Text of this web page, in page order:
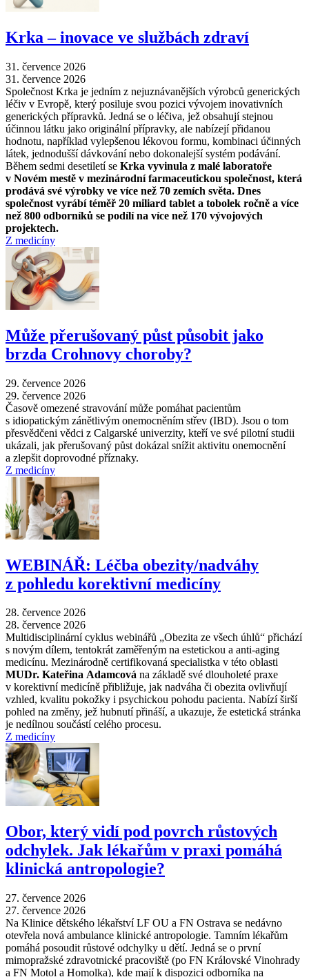
Krka –⁠ inovace ve službách zdraví
31. července 2026
31. července 2026
Společnost Krka je jedním z nejuznávanějších výrobců generických
léčiv v Evropě, který posiluje svou pozici vývojem inovativních
generických přípravků. Jedná se o léčiva, jež obsahují stejnou
účinnou látku jako originální přípravky, ale nabízejí přidanou
hodnotu, například vylepšenou lékovou formu, kombinaci účinných
látek, jednodušší dávkování nebo dokonalejší systém podávání.
Během sedmi desetiletí se Krka vyvinula z malé laboratoře
v Novém mestě v mezinárodní farmaceutickou společnost, která
prodává své výrobky ve více než 70 zemích světa. Dnes
společnost vyrábí téměř 20 miliard tablet a tobolek ročně a více
než 800 odborníků se podílí na více než 170 vývojových
projektech.
Z medicíny
Může přerušovaný půst působit jako
brzda Crohnovy choroby?
29. července 2026
29. července 2026
Časově omezené stravování může pomáhat pacientům
s idiopatickým zánětlivým onemocněním střev (IBD). Jsou o tom
přesvědčeni vědci z Calgarské univerzity, kteří ve své pilotní studii
ukázali, jak přerušovaný půst dokázal snížit aktivitu onemocnění
a zlepšit doprovodné příznaky.
Z medicíny
WEBINÁŘ: Léčba obezity/nadváhy
z pohledu korektivní medicíny
28. července 2026
28. července 2026
Multidisciplinární cyklus webinářů „Obezita ze všech úhlů“ přichází
s novým dílem, tentokrát zaměřeným na estetickou a anti-aging
medicínu. Mezinárodně certifikovaná specialistka v této oblasti
MUDr. Kateřina Adamcová na základě své dlouholeté praxe
v korektivní medicíně přibližuje, jak nadváha či obezita ovlivňují
vzhled, kvalitu pokožky i psychickou pohodu pacienta. Nabízí širší
pohled na změny, jež hubnutí přináší, a ukazuje, že estetická stránka
je nedílnou součástí celého procesu.
Z medicíny
Obor, který vidí pod povrch růstových
odchylek. Jak lékařům v praxi pomáhá
klinická antropologie?
27. července 2026
27. července 2026
Na Klinice dětského lékařství LF OU a FN Ostrava se nedávno
otevřela nová ambulance klinické antropologie. Tamním lékařům
pomáhá posoudit růstové odchylky u dětí. Jedná se o první
mimopražské zdravotnické pracoviště (po FN Královské Vinohrady
a FN Motol a Homolka), kde mají k dispozici odborníka na